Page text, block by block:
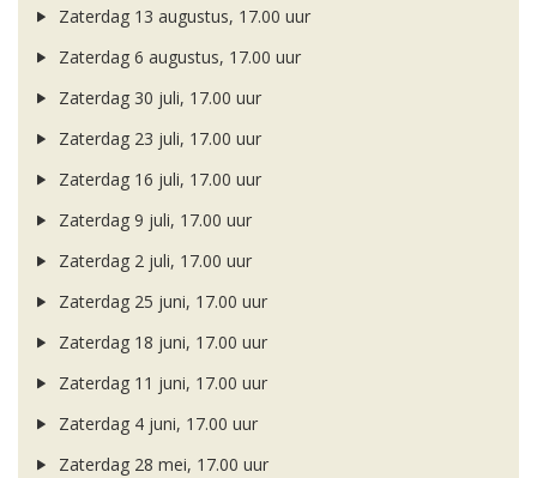
Zaterdag 13 augustus, 17.00 uur
Zaterdag 6 augustus, 17.00 uur
Zaterdag 30 juli, 17.00 uur
Zaterdag 23 juli, 17.00 uur
Zaterdag 16 juli, 17.00 uur
Zaterdag 9 juli, 17.00 uur
Zaterdag 2 juli, 17.00 uur
Zaterdag 25 juni, 17.00 uur
Zaterdag 18 juni, 17.00 uur
Zaterdag 11 juni, 17.00 uur
Zaterdag 4 juni, 17.00 uur
Zaterdag 28 mei, 17.00 uur